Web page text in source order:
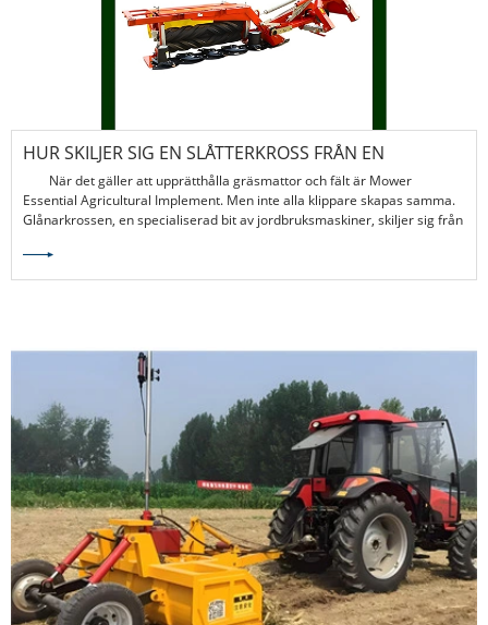
HUR SKILJER SIG EN SLÅTTERKROSS FRÅN EN
SKIVKLIPPARE?
När det gäller att upprätthålla gräsmattor och fält är Mower
Essential Agricultural Implement. Men inte alla klippare skapas samma.
Glånarkrossen, en specialiserad bit av jordbruksmaskiner, skiljer sig från